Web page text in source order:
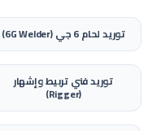
توريدلحام 6 جي (6G Welder)
توريدفني تربيط وإشهار
(Rigger)